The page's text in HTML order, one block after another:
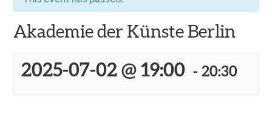
Akademie der Künste Berlin
2025-07-02 @ 19:00 - 20:30